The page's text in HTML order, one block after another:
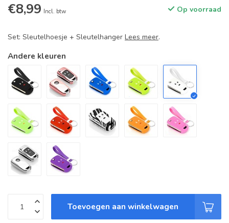
€8,99 Incl. btw Op voorraad
Set: Sleutelhoesje + Sleutelhanger Lees meer.
Andere kleuren
Toevoegen aan winkelwagen